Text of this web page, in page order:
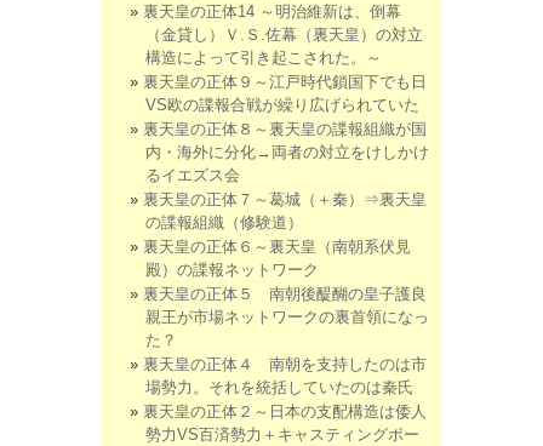
裏天皇の正体14 ～明治維新は、倒幕
（金貸し）Ｖ.Ｓ.佐幕（裏天皇）の対立
構造によって引き起こされた。～
裏天皇の正体９～江戸時代鎖国下でも日
VS欧の諜報合戦が繰り広げられていた
裏天皇の正体８～裏天皇の諜報組織が国
内・海外に分化→両者の対立をけしかけ
るイエズス会
裏天皇の正体７～葛城（＋秦）⇒裏天皇
の諜報組織（修験道）
裏天皇の正体６～裏天皇（南朝系伏見
殿）の諜報ネットワーク
裏天皇の正体５ 南朝後醍醐の皇子護良
親王が市場ネットワークの裏首領になっ
た？
裏天皇の正体４ 南朝を支持したのは市
場勢力。それを統括していたのは秦氏
裏天皇の正体２～日本の支配構造は倭人
勢力VS百済勢力＋キャスティングボー